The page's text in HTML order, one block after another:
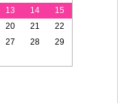
13 14
15
20 21
22
27 28
29